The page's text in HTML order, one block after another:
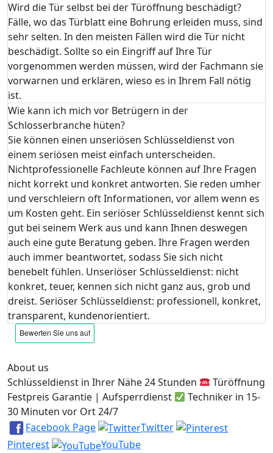
Wird die Tür selbst bei der Türöffnung beschädigt?
Fälle, wo das Türblatt eine Bohrung erleiden muss, sind
sehr selten. In den meisten Fällen wird die Tür nicht
beschädigt. Sollte so ein Eingriff auf Ihre Tür
vorgenommen werden müssen, wird der Fachmann sie
vorwarnen und erklären, wieso es in Ihrem Fall nötig
ist.
Wie kann ich mich vor Betrügern in der
Schlosserbranche hüten?
Sie können einen unseriösen Schlüsseldienst von
einem seriösen meist einfach unterscheiden.
Nichtprofessionelle Fachleute können auf Ihre Fragen
nicht korrekt und konkret antworten. Sie reden umher
und verschleiern oft Informationen, vor allem wenn es
um Kosten geht. Ein seriöser Schlüsseldienst kennt sich
gut bei seinem Werk aus und kann Ihnen deswegen
auch eine gute Beratung geben. Ihre Fragen werden
auch immer beantwortet, sodass Sie sich nicht
benebelt fühlen. Unseriöser Schlüsseldienst: nicht
konkret, teuer, kennen sich nicht ganz aus, grob und
dreist. Seriöser Schlüsseldienst: professionell, konkret,
transparent, kundenorientiert.
About us
Schlüsseldienst in Ihrer Nähe 24 Stunden
Türöffnung
Festpreis Garantie | Aufsperrdienst
Techniker in 15-
30 Minuten vor Ort 24/7
Facebook Page
Twitter
Pinterest
YouTube